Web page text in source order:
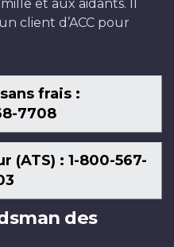
et aux aidants. Il
client d’ACC pour
frais :
7708
(ATS) : 1-800-567-
des